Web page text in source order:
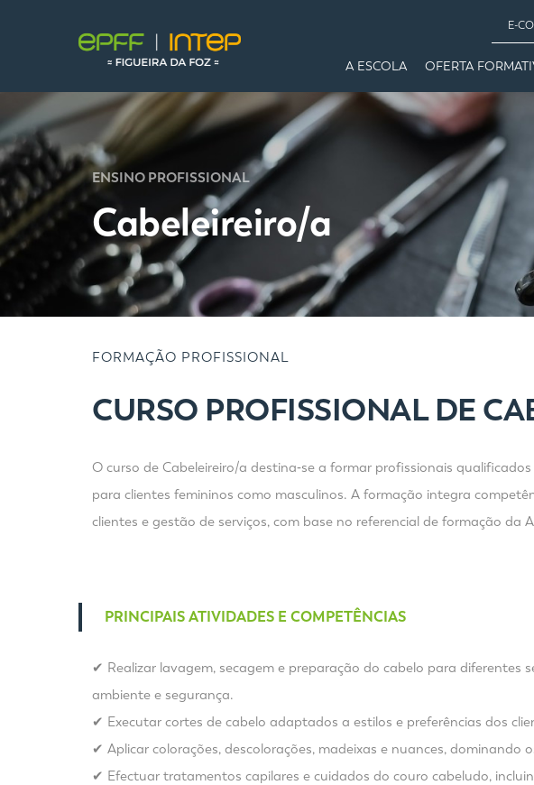
E-
A ESCOLA OFERTA
ENSINO PROFISSIONAL
Cabeleireiro/a
FORMAÇÃO PROFISSIONAL
CURSO PROFISSIONAL DE
O curso de Cabeleireiro/a destina‑se a formar profissionais
para clientes femininos como masculinos. A formação integra
clientes e gestão de serviços, com base no referencial de formação da
PRINCIPAIS ATIVIDADES E COMPETÊNCIAS
✔ Realizar lavagem, secagem e preparação do cabelo para diferentes
ambiente e segurança.
✔ Executar cortes de cabelo adaptados a estilos e preferências dos
✔ Aplicar colorações, descolorações, madeixas e nuances,
✔ Efectuar tratamentos capilares e cuidados do couro cabeludo,